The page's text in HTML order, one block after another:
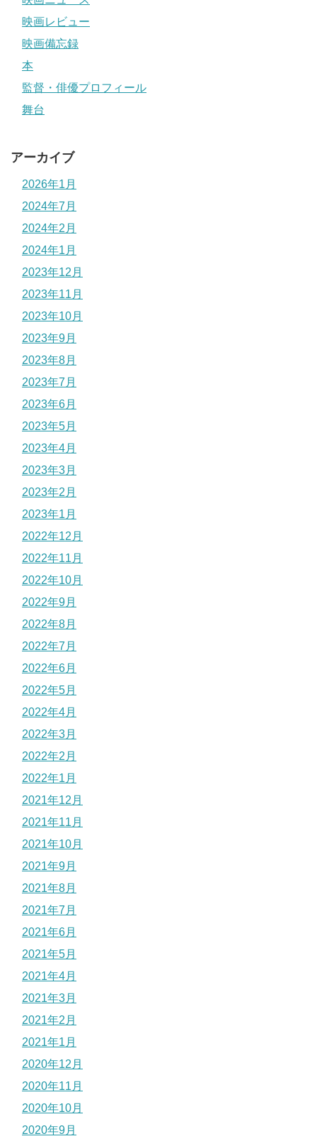
映画レビュー
映画備忘録
本
監督・俳優プロフィール
舞台
アーカイブ
2026年1月
2024年7月
2024年2月
2024年1月
2023年12月
2023年11月
2023年10月
2023年9月
2023年8月
2023年7月
2023年6月
2023年5月
2023年4月
2023年3月
2023年2月
2023年1月
2022年12月
2022年11月
2022年10月
2022年9月
2022年8月
2022年7月
2022年6月
2022年5月
2022年4月
2022年3月
2022年2月
2022年1月
2021年12月
2021年11月
2021年10月
2021年9月
2021年8月
2021年7月
2021年6月
2021年5月
2021年4月
2021年3月
2021年2月
2021年1月
2020年12月
2020年11月
2020年10月
2020年9月